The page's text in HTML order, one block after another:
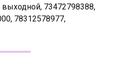
выходной, 73472798388,
78312578977,